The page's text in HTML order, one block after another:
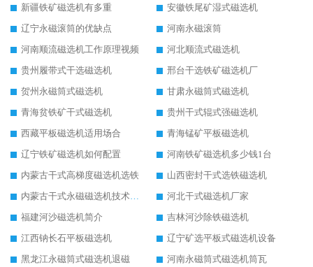
新疆铁矿磁选机有多重
安徽铁尾矿湿式磁选机
辽宁永磁滚筒的优缺点
河南永磁滚筒
河南顺流磁选机工作原理视频
河北顺流式磁选机
贵州履带式干选磁选机
邢台干选铁矿磁选机厂
贺州永磁筒式磁选机
甘肃永磁筒式磁选机
青海贫铁矿干式磁选机
贵州干式辊式强磁选机
西藏平板磁选机适用场合
青海锰矿平板磁选机
辽宁铁矿磁选机如何配置
河南铁矿磁选机多少钱1台
内蒙古干式高梯度磁选机选铁
山西密封干式选铁磁选机
内蒙古干式永磁磁选机技术要求
河北干式磁选机厂家
福建河沙磁选机简介
吉林河沙除铁磁选机
江西钠长石平板磁选机
辽宁矿选平板式磁选机设备
黑龙江永磁筒式磁选机退磁
河南永磁筒式磁选机筒瓦